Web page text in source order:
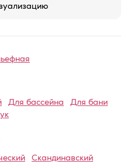
Для бассейна
Для бани
Скандинавский